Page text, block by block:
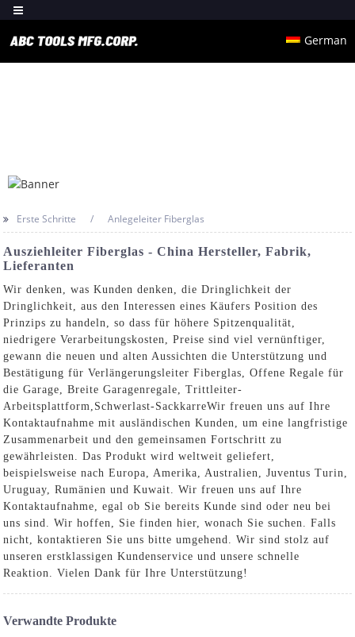
German
Erste Schritte Anlegeleiter Fiberglas
Ausziehleiter Fiberglas - China Hersteller, Fabrik,
Lieferanten
Wir denken, was Kunden denken, die Dringlichkeit der
Dringlichkeit, aus den Interessen eines Käufers Position des
Prinzips zu handeln, so dass für höhere Spitzenqualität,
niedrigere Verarbeitungskosten, Preise sind viel vernünftiger,
gewann die neuen und alten Aussichten die Unterstützung und
Bestätigung für Verlängerungsleiter Fiberglas,Offene Regale für
die Garage ,Breite Garagenregale ,Trittleiter-
Arbeitsplattform Schwerlast-SackkarreWir freuen uns auf Ihre
Kontaktaufnahme mit ausländischen Kunden, um eine langfristige
Zusammenarbeit und den gemeinsamen Fortschritt zu
gewährleisten. Das Produkt wird weltweit geliefert,
beispielsweise nach Europa, Amerika, Australien, Juventus Turin,
Uruguay, Rumänien und Kuwait. Wir freuen uns auf Ihre
Kontaktaufnahme, egal ob Sie bereits Kunde sind oder neu bei
uns sind. Wir hoffen, Sie finden hier, wonach Sie suchen. Falls
nicht, kontaktieren Sie uns bitte umgehend. Wir sind stolz auf
unseren erstklassigen Kundenservice und unsere schnelle
Reaktion. Vielen Dank für Ihre Unterstützung!
Verwandte Produkte